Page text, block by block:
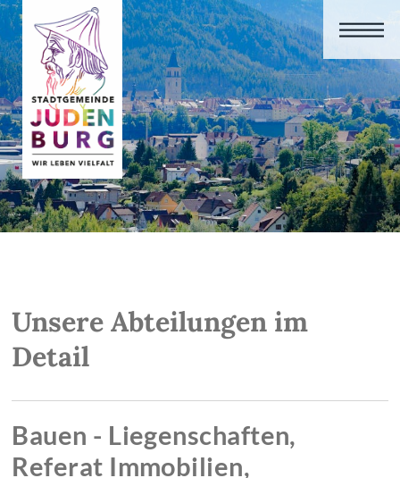
Unsere Abteilungen im
Detail
Bauen - Liegenschaften,
Referat Immobilien,